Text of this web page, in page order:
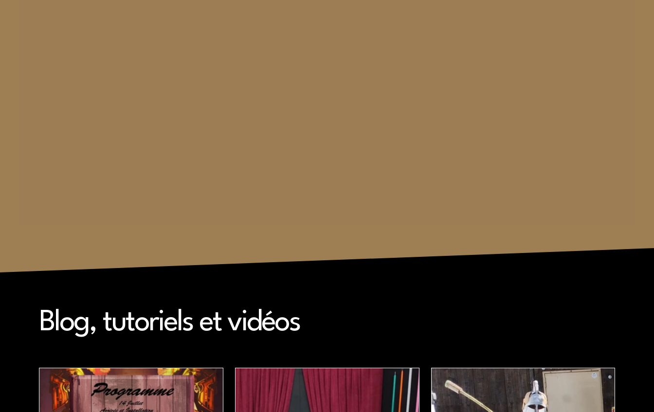
Blog, tutoriels et vidéos